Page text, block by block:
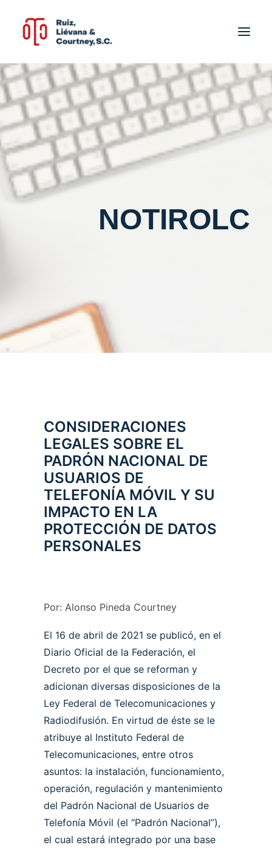
INICIO
QUIÉNES SOMOS
SERVICIOS
NOTIROLC
UBICACIÓN
CONTACTO
NOTIROLC
CONSIDERACIONES
LEGALES SOBRE EL
PADRÓN NACIONAL DE
USUARIOS DE
TELEFONÍA MÓVIL Y SU
IMPACTO EN LA
PROTECCIÓN DE DATOS
PERSONALES
Por: Alonso Pineda Courtney
El 16 de abril de 2021 se publicó, en el
Diario Oficial de la Federación, el
Decreto por el que se reforman y
adicionan diversas disposiciones de la
Ley Federal de Telecomunicaciones y
Radiodifusión. En virtud de éste se le
atribuye al Instituto Federal de
Telecomunicaciones, entre otros
asuntos: la instalación, funcionamiento,
operación, regulación y mantenimiento
del Padrón Nacional de Usuarios de
Telefonía Móvil (el “Padrón Nacional”),
el cual estará integrado por una base